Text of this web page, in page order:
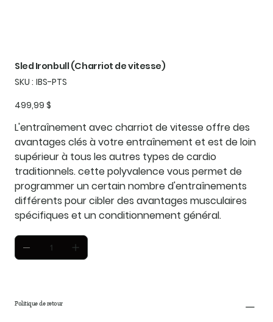
Sled Ironbull (Charriot de vitesse)
SKU : SKU
IBS-
IBS-PTS
Prix
499,99 $
L'entraînement avec charriot de vitesse offre des
avantages clés à votre entraînement et est de loin
supérieur à tous les autres types de cardio
traditionnels. cette polyvalence vous permet de
programmer un certain nombre d'entraînements
différents pour cibler des avantages musculaires
spécifiques et un conditionnement général.
Politique de retour